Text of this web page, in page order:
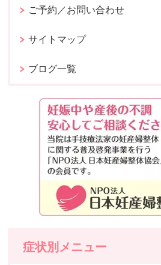
ご予約／お問い合わせ
サイトマップ
ブログ一覧
症状別メニュー